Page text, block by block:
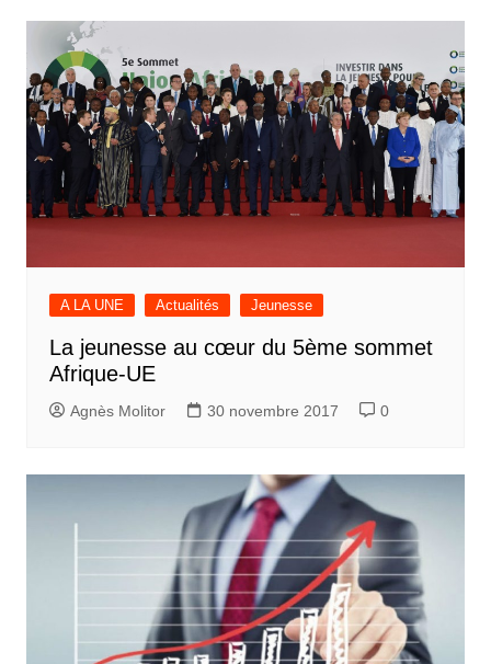
A LA UNE Actualités Jeunesse
La jeunesse au cœur du 5ème sommet
Afrique-UE
Agnès Molitor 30 novembre 2017 0